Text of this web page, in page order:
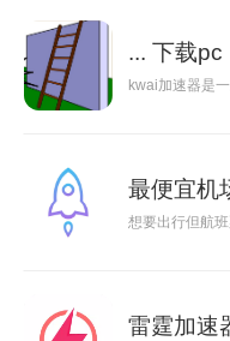
... 下载pc
kwai加速器是
最便宜机
想要出行但航
雷霆加速